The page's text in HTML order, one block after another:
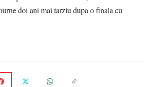
doi ani mai tarziu dupa o finala cu